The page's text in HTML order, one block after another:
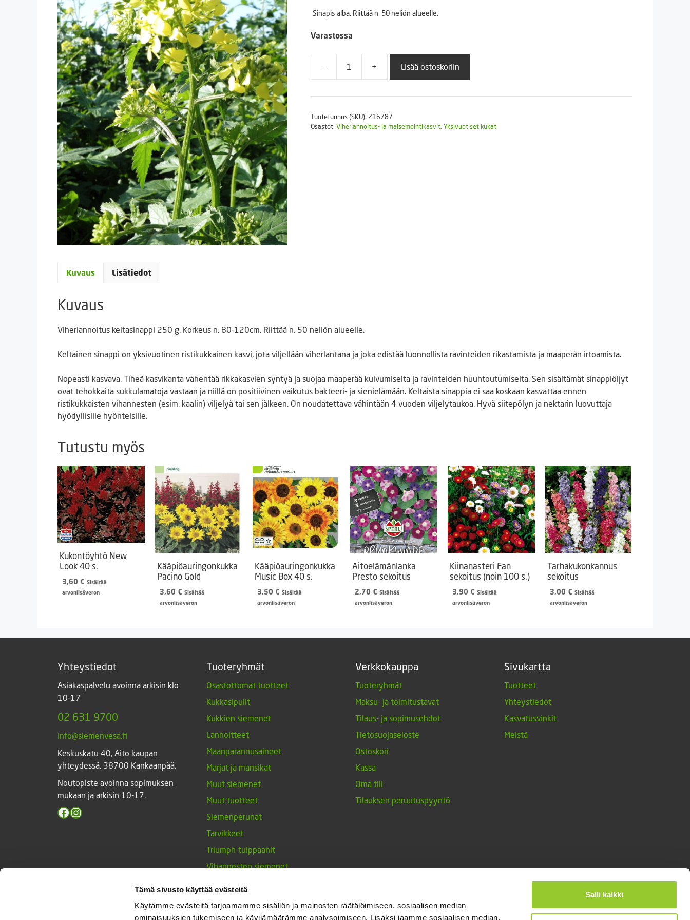
Tämä sivusto käyttää evästeitä
Käytämme evästeitä tarjoamamme sisällön ja mainosten räätälöimiseen, sosiaalisen median
ominaisuuksien tukemiseen ja kävijämäärämme analysoimiseen. Lisäksi jaamme sosiaalisen median,
Salli kaikki
Sinapis alba. Riittää n. 50 neliön alueelle.
Varastossa
-
Viherlannoitus
250
määrä
+ Lisää ostoskoriin
Tuotetunnus (SKU): 216787
Osastot: Viherlannoitus- ja maisemointikasvit, Yksivuotiset kukat
Kuvaus Lisätiedot
Kuvaus
Viherlannoitus keltasinappi 250 g. Korkeus n. 80-120cm. Riittää n. 50 neliön alueelle.
Keltainen sinappi on yksivuotinen ristikukkainen kasvi, jota viljellään viherlantana ja joka edistää luonnollista ravinteiden rikastamista ja maaperän irtoamista.
Nopeasti kasvava. Tiheä kasvikanta vähentää rikkakasvien syntyä ja suojaa maaperää kuivumiselta ja ravinteiden huuhtoutumiselta. Sen sisältämät sinappiöljyt
ovat tehokkaita sukkulamatoja vastaan ​​ja niillä on positiivinen vaikutus bakteeri- ja sienielämään. Keltaista sinappia ei saa koskaan kasvattaa ennen
ristikukkaisten vihannesten (esim. kaalin) viljelyä tai sen jälkeen. On noudatettava vähintään 4 vuoden viljelytaukoa. Hyvä siitepölyn ja nektarin luovuttaja
hyödyllisille hyönteisille.
Tutustu myös
Kukontöyhtö New
Look 40 s.
3,60 € Sisältää
arvonlisäveron
Kääpiöauringonkukka
Pacino Gold
3,60 € Sisältää
arvonlisäveron
Kääpiöauringonkukka
Music Box 40 s.
3,50 € Sisältää
arvonlisäveron
Aitoelämänlanka
Presto sekoitus
2,70 € Sisältää
arvonlisäveron
Kiinanasteri Fan
sekoitus (noin 100 s.)
3,90 € Sisältää
arvonlisäveron
Tarhakukonkannus
sekoitus
3,00 € Sisältää
arvonlisäveron
Yhteystiedot
Asiakaspalvelu avoinna arkisin klo
10-17
02 631 9700
info@siemenvesa.fi
Keskuskatu 40, Aito kaupan
yhteydessä. 38700 Kankaanpää.
Noutopiste avoinna sopimuksen
mukaan ja arkisin 10-17.
Facebook
Instagram
Tuoteryhmät
Osastottomat tuotteet
Kukkasipulit
Kukkien siemenet
Lannoitteet
Maanparannusaineet
Marjat ja mansikat
Muut siemenet
Muut tuotteet
Siemenperunat
Tarvikkeet
Triumph-tulppaanit
Vihannesten siemenet
Verkkokauppa
Tuoteryhmät
Maksu- ja toimitustavat
Tilaus- ja sopimusehdot
Tietosuojaseloste
Ostoskori
Kassa
Oma tili
Tilauksen peruutuspyyntö
Sivukartta
Tuotteet
Yhteystiedot
Kasvatusvinkit
Meistä